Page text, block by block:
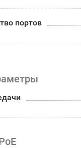
портов